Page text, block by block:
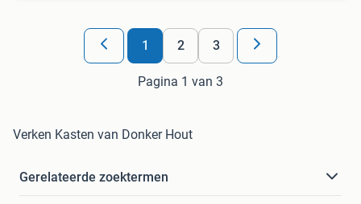
1 2 3
Pagina 1 van 3
Verken Kasten van Donker Hout
Gerelateerde zoektermen